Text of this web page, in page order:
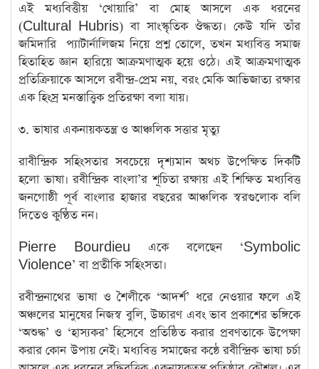
এই মধ্যবিত্তীয় ‘খোয়ারি’ বা মোহ আসলে এক ধরনের
(Cultural Hubris) বা সাংস্কৃতিক ঔদ্ধত্য। কেউ যদি তাঁর
জমিদারি প্যাটার্নালিজম নিয়ে প্রশ্ন তোলে, তখন মধ্যবিত্ত সমাজ
হিতাহিত জ্ঞান হারিয়ে আক্রমণাত্মক হয়ে ওঠে। এই আক্রমণাত্মক
প্রতিক্রিয়াকে আসলে রবীন্দ্র-প্রেম নয়, বরং মেকি আভিজাত্য রক্ষার
এক হিংস্র মনস্তাত্ত্বিক প্রতিরক্ষা বলা যায়।
​৩. ভাষার একনায়কতন্ত্র ও আঞ্চলিক সত্তার মৃত্যু
রাবীন্দ্রিক ​সহিংসতার সবচেয়ে দৃশ্যমান অথচ উপেক্ষিত দিকটি
হলো ভাষা। রবীন্দ্রিক বাংলা’র শূচিতা রক্ষায় এই শিক্ষিত মধ্যবিত্ত
জনগোষ্ঠী পূর্ব বাংলার হাজার বছরের আঞ্চলিক স্বরগুলোক বলি
দিতেও কুণ্ঠিত নন।
Pierre Bourdieu একে বলেছেন ‘Symbolic
Violence’ বা প্রতীকি সহিংসতা।
​রবীন্দ্রনাথের ভাষা ও শৈলীকে ‘আদর্শ’ ধরে নেওয়ার ফলে এই
অঞ্চলের মানুষের নিজস্ব বুলি, উচ্চারণ এবং ভাব প্রকাশের ভঙ্গিকে
‘অশুদ্ধ’ ও ‘হাস্যকর’ হিসেবে প্রতিষ্ঠিত করার প্রবণতাকে উপেক্ষা
করার কোন উপায় নেই। মধ্যবিত্ত সমাজের কন্ঠে রবীন্দ্রিক ভাষা চর্চা